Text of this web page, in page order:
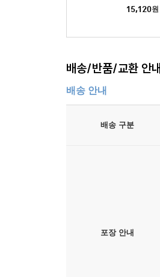
15,120원
배송/반품/교환 안내
배송 안내
배송 구분
포장 안내